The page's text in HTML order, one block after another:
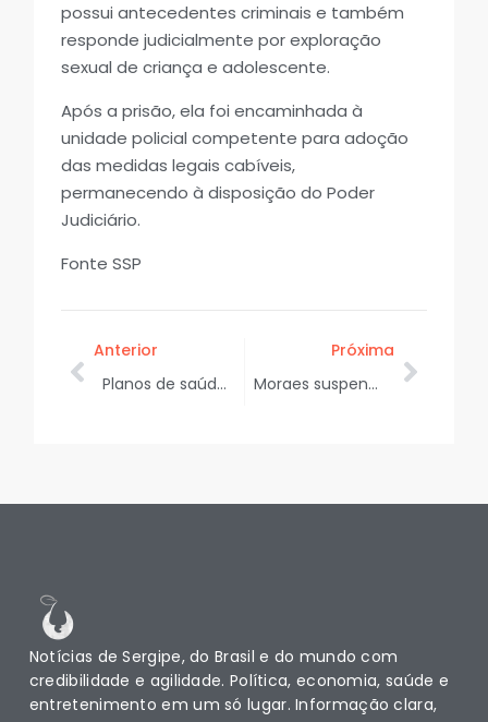
possui antecedentes criminais e também
responde judicialmente por exploração
sexual de criança e adolescente.
Após a prisão, ela foi encaminhada à
unidade policial competente para adoção
das medidas legais cabíveis,
permanecendo à disposição do Poder
Judiciário.
Fonte SSP
Anterior
Planos de saúde coletivos têm reajuste médio de 9,9%, mostra ANS
Próxima
Moraes suspende aplicação da Lei da Dosimetria até decisão do STF
Notícias de Sergipe, do Brasil e do mundo com
credibilidade e agilidade. Política, economia, saúde e
entretenimento em um só lugar. Informação clara,